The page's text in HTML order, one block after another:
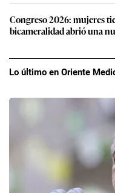
Congreso 2026: mujeres
bicameralidad abrió una
Lo último en Oriente